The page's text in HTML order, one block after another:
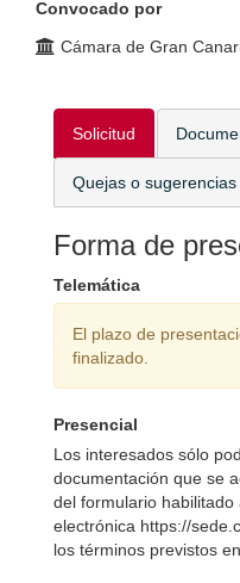
Convocado por
Cámara de Gran
Solicitud
Quejas o sugerencias
Forma de
Telemática
El plazo de
finalizado.
Presencial
Los interesados sólo
documentación que se
del formulario
electrónica https://
los términos previstos